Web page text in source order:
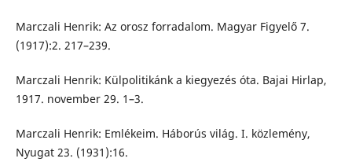
Marczali Henrik: Az orosz forradalom. Magyar Figyelő 7.
(1917):2. 217–239.
Marczali Henrik: Külpolitikánk a kiegyezés óta. Bajai Hirlap,
1917. november 29. 1–3.
Marczali Henrik: Emlékeim. Háborús világ. I. közlemény,
Nyugat 23. (1931):16.